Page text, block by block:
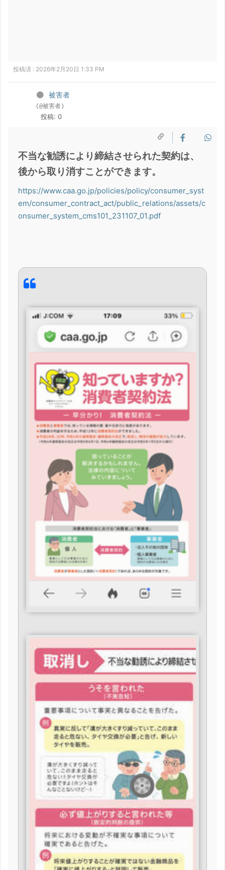
投稿済 : 2026年2月20日 1:33 PM
被害者
(@被害者)
投稿: 0
不当な勧誘により締結させられた契約は、
後から取り消すことができます。
https://www.caa.go.jp/policies/policy/consumer_syst
em/consumer_contract_act/public_relations/assets/c
onsumer_system_cms101_231107_01.pdf